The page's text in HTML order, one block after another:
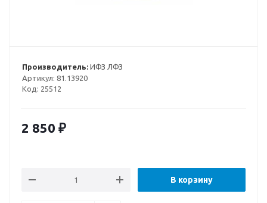
Производитель: ИФЗ ЛФЗ
Артикул: 81.13920
Код: 25512
2 850 ₽
В корзину